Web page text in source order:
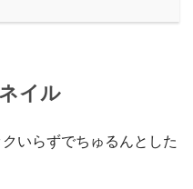
イル
いらずでちゅるんとした